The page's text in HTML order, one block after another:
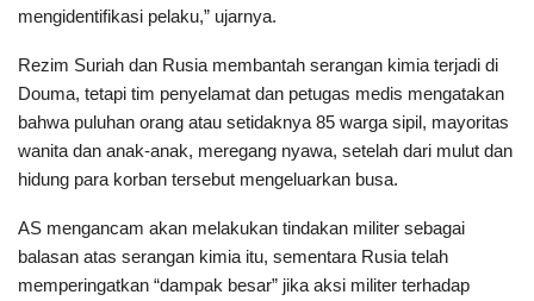
mengidentifikasi pelaku,” ujarnya.
Rezim Suriah dan Rusia membantah serangan kimia terjadi di
Douma, tetapi tim penyelamat dan petugas medis mengatakan
bahwa puluhan orang atau setidaknya 85 warga sipil, mayoritas
wanita dan anak-anak, meregang nyawa, setelah dari mulut dan
hidung para korban tersebut mengeluarkan busa.
AS mengancam akan melakukan tindakan militer sebagai
balasan atas serangan kimia itu, sementara Rusia telah
memperingatkan “dampak besar” jika aksi militer terhadap